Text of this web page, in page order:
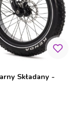
Składany -